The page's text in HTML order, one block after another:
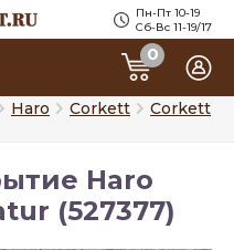
Пн-Пт 10-19
Сб-Вс 11-19/17
0
Haro Corkett
Corkett
Haro
(527377)